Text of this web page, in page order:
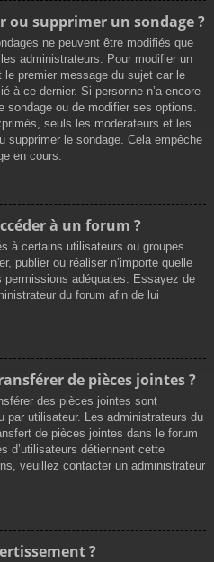
ou supprimer un sondage ?
ne peuvent être modifiés que
administrateurs. Pour modifier un
premier message du sujet car le
à ce dernier. Si personne n’a encore
sondage ou de modifier ses options.
seuls les modérateurs et les
supprimer le sondage. Cela empêche
en cours.
à un forum ?
à certains utilisateurs ou groupes
publier ou réaliser n’importe quelle
adéquates. Essayez de
du forum afin de lui
de pièces jointes ?
des pièces jointes sont
par utilisateur. Les administrateurs du
de pièces jointes dans le forum
d’utilisateurs détiennent cette
veuillez contacter un administrateur
?